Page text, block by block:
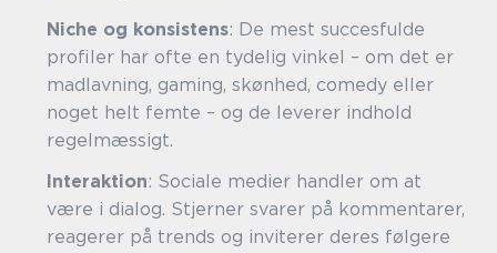
Niche og konsistens: De mest succesfulde
profiler har ofte en tydelig vinkel – om det er
madlavning, gaming, skønhed, comedy eller
noget helt femte – og de leverer indhold
regelmæssigt.
Interaktion: Sociale medier handler om at
være i dialog. Stjerner svarer på kommentarer,
reagerer på trends og inviterer deres følgere